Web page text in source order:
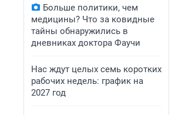
Больше политики, чем
медицины? Что за ковидные
тайны обнаружились в
дневниках доктора Фаучи
Нас ждут целых семь коротких
рабочих недель: график на
2027 год